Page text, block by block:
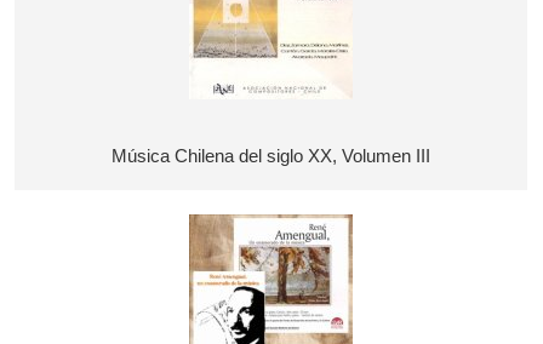
Música Chilena del siglo XX, Volumen III